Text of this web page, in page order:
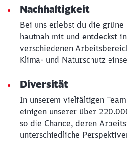
Nachhaltigkeit
Bei uns erlebst du die
hautnah mit und entdeckst
verschiedenen
Klima- und Naturschutz
Diversität
In unserem vielfältigen
einigen unserer über
so die Chance, deren
unterschiedliche
Möchten Sie zu
werden?
Abbrechen